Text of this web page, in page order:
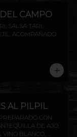
CAMPO
SALSA TARI,
ACOMPAÑADO
AL PILPIL
CON
DE AJO,
VINO BLANCO,